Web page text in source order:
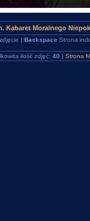
Kabaret Moralnego
| Backspace Strona
ilość zdjęć: 40 | Strona